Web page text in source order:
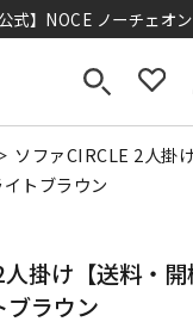
式】NOCE ノーチェオ
ソファCIRCLE 2人掛
トブラウン
掛け【送料・開
ラウン